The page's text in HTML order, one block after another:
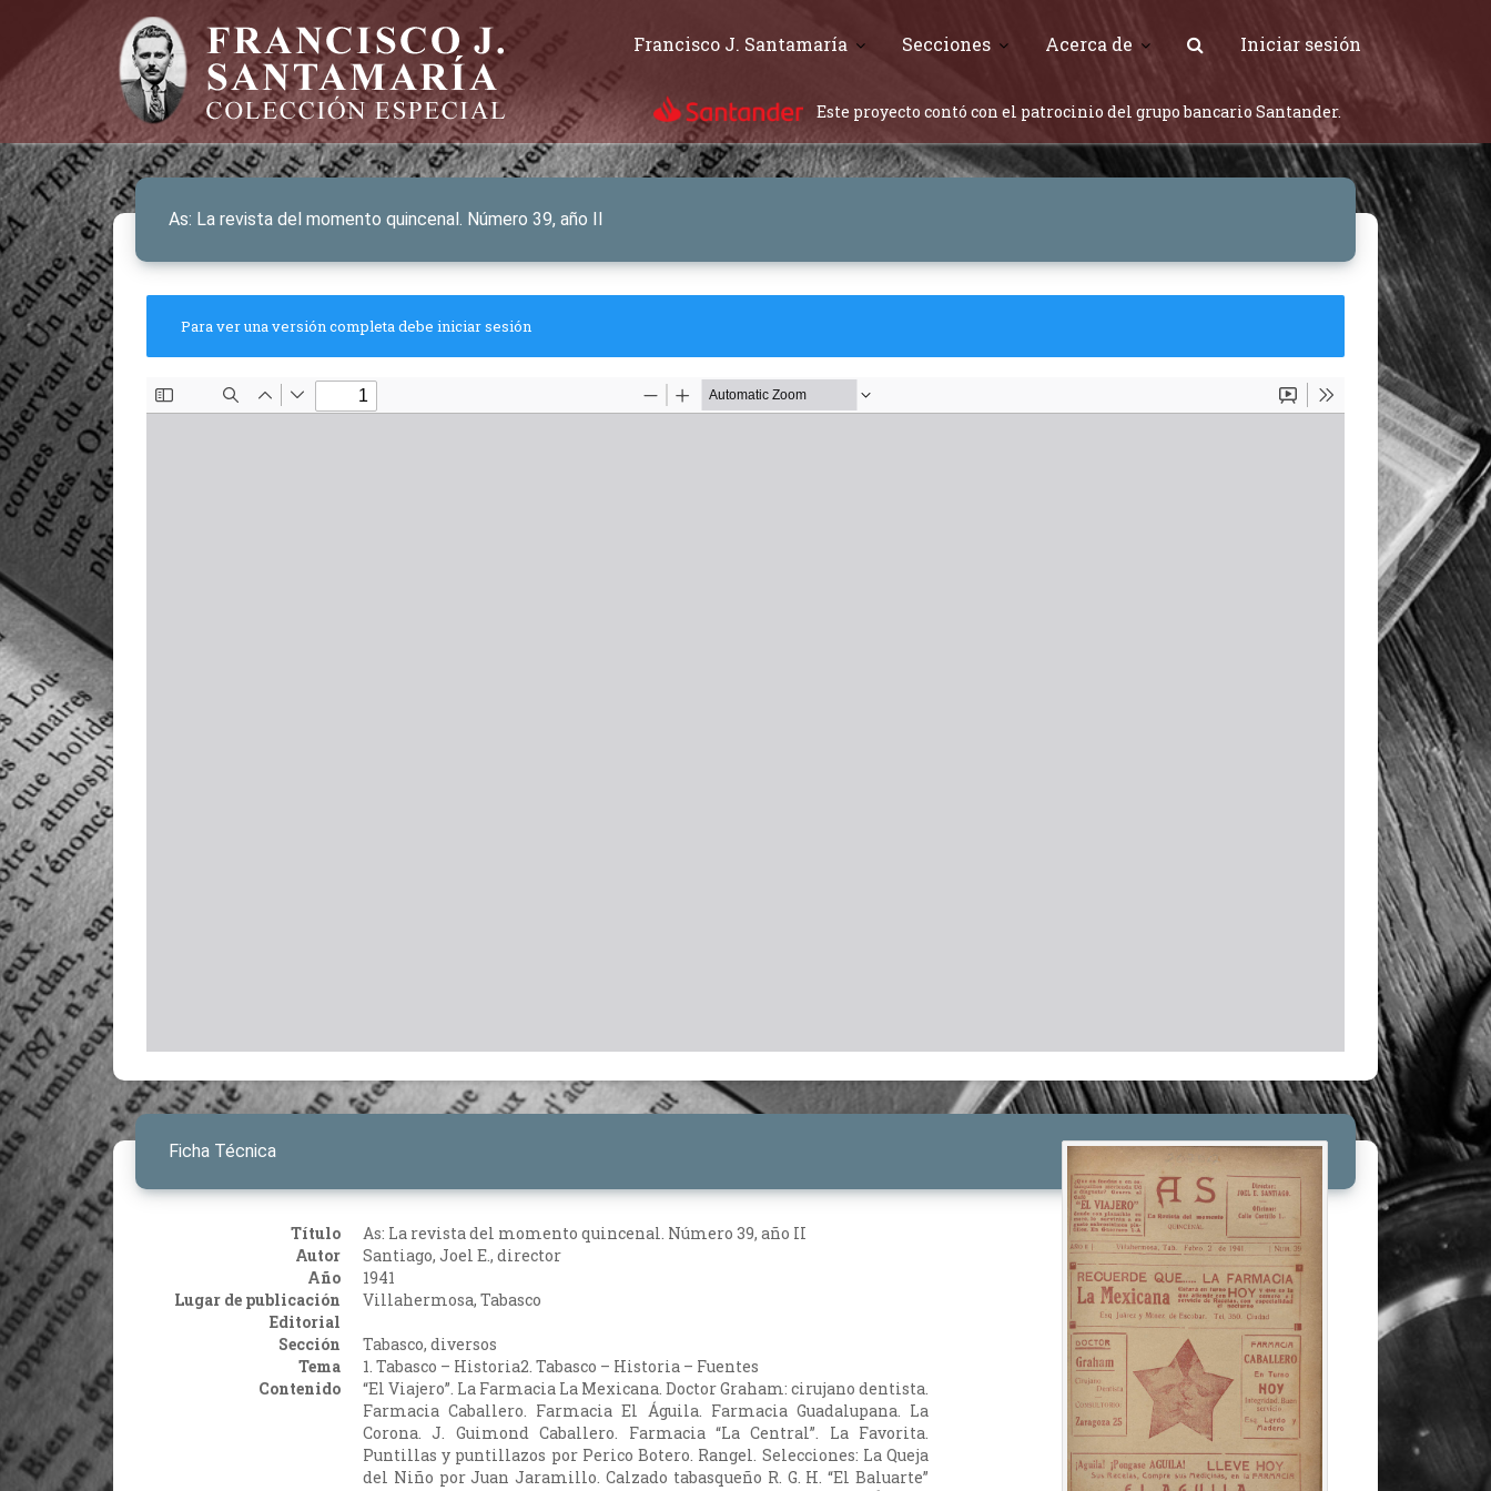
Francisco J. Santamaría Secciones Acerca de Iniciar sesión
Este proyecto contó con el patrocinio del grupo bancario Santander.
As: La revista del momento quincenal. Número 39, año II
Para ver una versión completa debe iniciar sesión
Ficha Técnica
Título
As: La revista del momento quincenal. Número 39, año II
Autor
Santiago, Joel E., director
Año
1941
Lugar de publicación
Villahermosa, Tabasco
Editorial
Sección
Tabasco, diversos
Tema
1. Tabasco – Historia2. Tabasco – Historia – Fuentes
Contenido
“El Viajero”. La Farmacia La Mexicana. Doctor Graham: cirujano dentista.
Farmacia Caballero. Farmacia El Águila. Farmacia Guadalupana. La
Corona. J. Guimond Caballero. Farmacia “La Central”. La Favorita.
Puntillas y puntillazos por Perico Botero. Rangel. Selecciones: La Queja
del Niño por Juan Jaramillo. Calzado tabasqueño R. G. H. “El Baluarte”